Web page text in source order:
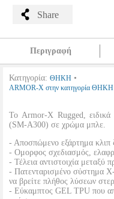
Share
Περιγραφή
Κατηγορία: ΘΗΚΗ •
ARMOR-X στην κατηγορία ΘΗΚΗ
Το Armor-X Rugged, ειδικά
(SM-A300) σε χρώμα μπλε.
- Αποσπώμενο εξάρτημα κλιπ
- Ομορφος σχεδιασμός,
- Τέλεια αντιστοιχία μεταξύ
- Πατενταρισμένο σύστημα
να βρείτε πλήθος λύσεων
- Εύκαμπτος GEL TPU που